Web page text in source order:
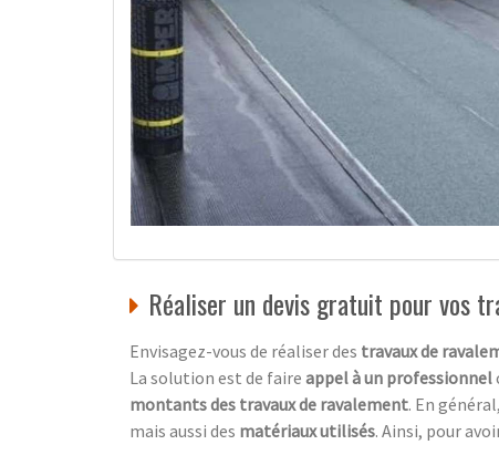
Réaliser un devis gratuit pour vos
Envisagez-vous de réaliser des travaux de
La solution est de faire appel à un professionnel
montants des travaux de ravalement. En
mais aussi des matériaux utilisés. Ainsi, pour